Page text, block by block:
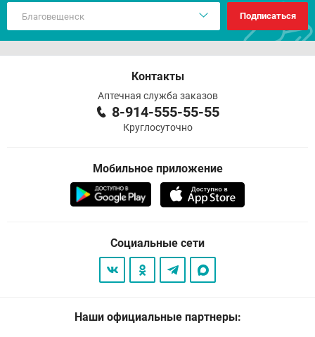
Подписаться
Контакты
Аптечная служба заказов
8-914-555-55-55
Круглосуточно
Мобильное приложение
Социальные сети
Наши официальные партнеры: